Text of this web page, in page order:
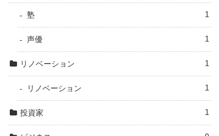
塾 1
声優 1
リノベーション 1
リノベーション 1
投資家 1